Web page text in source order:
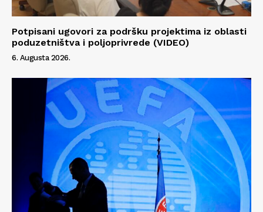
Info
O nama
Kontakt
Impressum
Potpisani ugovori za podršku projektima iz oblasti
poduzetništva i poljoprivrede (VIDEO)
6. Augusta 2026.